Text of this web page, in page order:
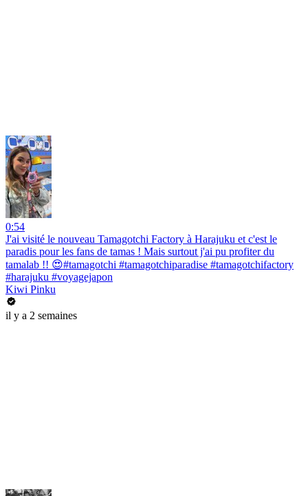
0:54
J'ai visité le nouveau Tamagotchi Factory à Harajuku et c'est le
paradis pour les fans de tamas ! Mais surtout j'ai pu profiter du
tamalab !! 😍#tamagotchi #tamagotchiparadise #tamagotchifactory
#harajuku #voyagejapon
Kiwi Pinku
il y a 2 semaines